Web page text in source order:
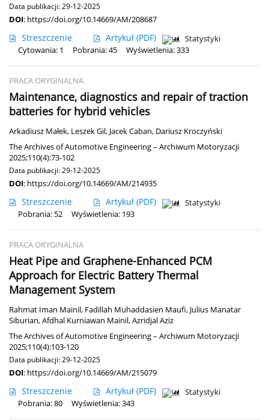
Data publikacji: 29-12-2025
DOI: https://doi.org/10.14669/AM/208687
Streszczenie Artykuł (PDF)
Statystyki
Cytowania: 1
Pobrania: 45 Wyświetlenia: 333
PRACA ORYGINALNA
Maintenance, diagnostics and repair of traction
batteries for hybrid vehicles
Arkadiusz Małek, Leszek Gil, Jacek Caban, Dariusz Kroczyński
The Archives of Automotive Engineering – Archiwum Motoryzacji
2025;110(4):73-102
Data publikacji: 29-12-2025
DOI: https://doi.org/10.14669/AM/214935
Streszczenie Artykuł (PDF)
Statystyki
Pobrania: 52
Wyświetlenia: 193
PRACA ORYGINALNA
Heat Pipe and Graphene-Enhanced PCM
Approach for Electric Battery Thermal
Management System
Rahmat Iman Mainil, Fadillah Muhaddasien Maufi, Julius Manatar
Siburian,Afdhal Kurniawan Mainil,Azridjal Aziz
The Archives of Automotive Engineering – Archiwum Motoryzacji
2025;110(4):103-120
Data publikacji: 29-12-2025
DOI: https://doi.org/10.14669/AM/215079
Streszczenie Artykuł (PDF)
Statystyki
Pobrania: 80
Wyświetlenia: 343